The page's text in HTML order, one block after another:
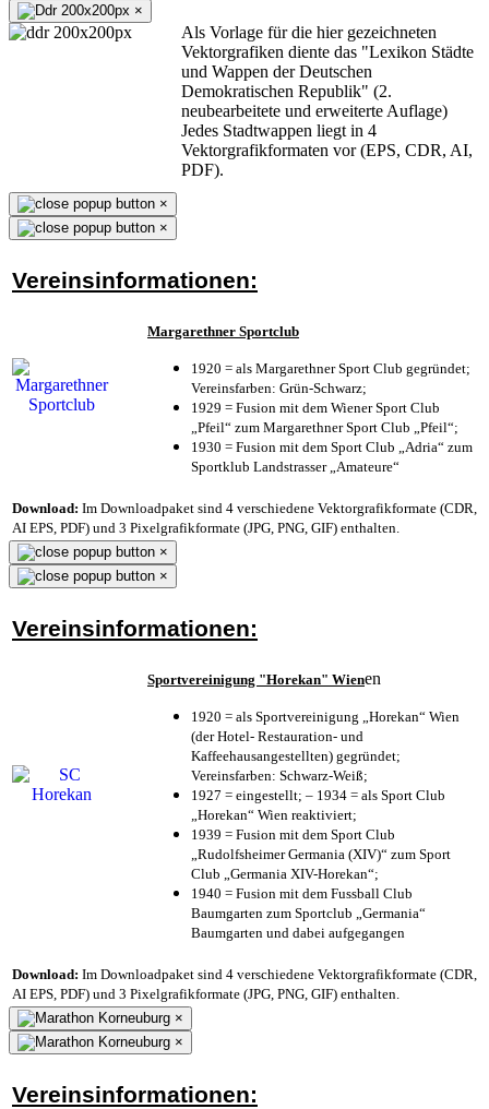
×
Als Vorlage für die hier gezeichneten
Vektorgrafiken diente das "Lexikon Städte
und Wappen der Deutschen
Demokratischen Republik" (2.
neubearbeitete und erweiterte Auflage)
Jedes Stadtwappen liegt in 4
Vektorgrafikformaten vor (EPS, CDR, AI,
PDF).
×
×
Vereinsinformationen:
Margarethner Sportclub
1920 = als Margarethner Sport Club gegründet;
Vereinsfarben: Grün-Schwarz;
1929 = Fusion mit dem Wiener Sport Club
„Pfeil“ zum Margarethner Sport Club „Pfeil“;
1930 = Fusion mit dem Sport Club „Adria“ zum
Sportklub Landstrasser „Amateure“
Download: Im Downloadpaket sind 4 verschiedene Vektorgrafikformate (CDR,
AI EPS, PDF) und 3 Pixelgrafikformate (JPG, PNG, GIF) enthalten.
×
×
Vereinsinformationen:
Sportvereinigung "Horekan" Wienen
1920 = als Sportvereinigung „Horekan“ Wien
(der Hotel- Restauration- und
Kaffeehausangestellten) gegründet;
Vereinsfarben: Schwarz-Weiß;
1927 = eingestellt; – 1934 = als Sport Club
„Horekan“ Wien reaktiviert;
1939 = Fusion mit dem Sport Club
„Rudolfsheimer Germania (XIV)“ zum Sport
Club „Germania XIV-Horekan“;
1940 = Fusion mit dem Fussball Club
Baumgarten zum Sportclub „Germania“
Baumgarten und dabei aufgegangen
Download: Im Downloadpaket sind 4 verschiedene Vektorgrafikformate (CDR,
AI EPS, PDF) und 3 Pixelgrafikformate (JPG, PNG, GIF) enthalten.
×
×
Vereinsinformationen: